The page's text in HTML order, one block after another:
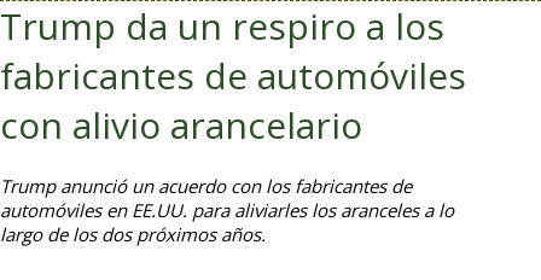
Trump da un respiro a los
fabricantes de automóviles
con alivio arancelario
Trump anunció un acuerdo con los fabricantes de
automóviles en EE.UU. para aliviarles los aranceles a lo
largo de los dos próximos años.